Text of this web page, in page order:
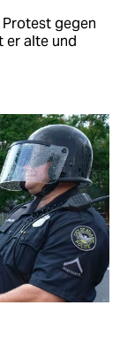
gegen
er alte und